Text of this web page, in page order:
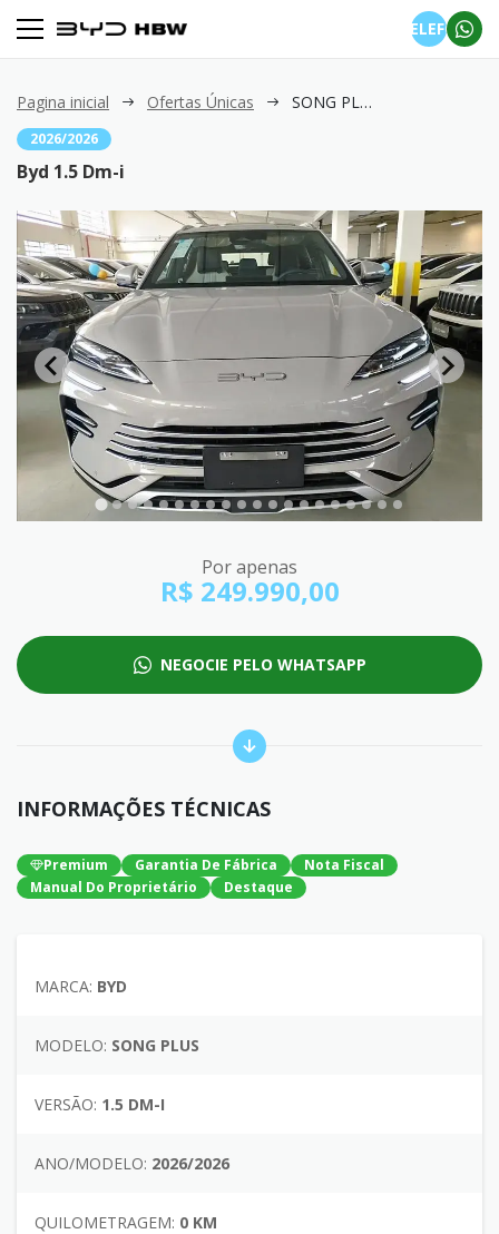
TELEFONE
Pagina inicial Ofertas Únicas SONG PLUS 1.5 Dm-i
2026/2026
Byd 1.5 Dm-i
Por apenas
R$ 249.990,00
NEGOCIE PELO WHATSAPP
INFORMAÇÕES TÉCNICAS
Premium Garantia De Fábrica
Nota Fiscal
Manual Do Proprietário
Destaque
MARCA: BYD
MODELO: SONG PLUS
VERSÃO: 1.5 DM-I
ANO/MODELO: 2026/2026
QUILOMETRAGEM: 0 KM